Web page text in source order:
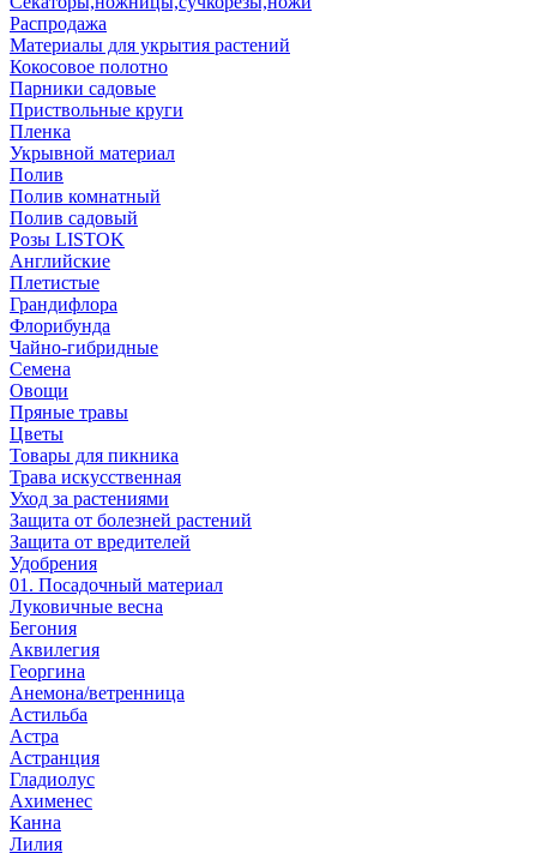
Распродажа
Материалы для укрытия растений
Кокосовое полотно
Парники садовые
Приствольные круги
Пленка
Укрывной материал
Полив
Полив комнатный
Полив садовый
Розы LISTOK
Английские
Плетистые
Грандифлора
Флорибунда
Чайно-гибридные
Семена
Овощи
Пряные травы
Цветы
Товары для пикника
Трава искусственная
Уход за растениями
Защита от болезней растений
Защита от вредителей
Удобрения
01. Посадочный материал
Луковичные весна
Бегония
Аквилегия
Георгина
Анемона/ветренница
Астильба
Астра
Астранция
Гладиолус
Ахименес
Канна
Лилия